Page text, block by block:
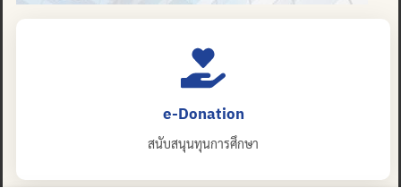
e-Donation
สนับสนุนทุนการศึกษา